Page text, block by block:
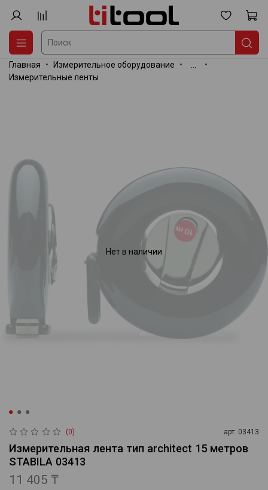
Главная Измерительное оборудование
Измерительные ленты
Нет в наличии
(0) арт. 03413
Измерительная лента тип architect 15 метров
STABILA 03413
11 405 ₸